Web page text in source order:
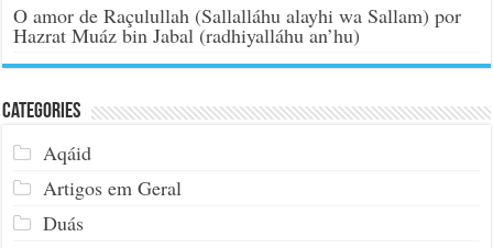
O amor de Raçulullah (Sallalláhu alayhi wa Sallam) por
Hazrat Muáz bin Jabal (radhiyalláhu an’hu)
Categories
Aqáid
Artigos em Geral
Duás